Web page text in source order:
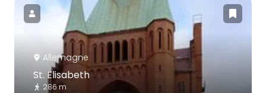
Allemagne
St. Elisabeth
286 m